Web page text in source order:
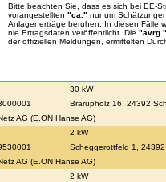
Bitte beachten Sie, dass es sich bei EE-
vorangestellten "ca." nur um
Anlagenerträge beruhen. In diesen Fälle
nie Ertragsdaten veröffentlicht. Die "avrg."
der offiziellen Meldungen, ermittelten
30 kW
Brarupholz 16, 24392
AG (E.ON Hanse AG)
2 kW
Scheggerottfeld 1,
AG (E.ON Hanse AG)
2 kW